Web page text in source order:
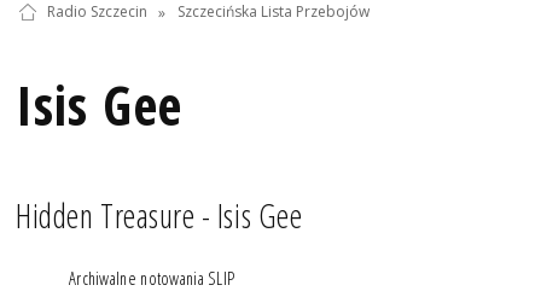
Radio Szczecin » Szczecińska Lista Przebojów
Isis Gee
Hidden Treasure - Isis Gee
Archiwalne notowania SLIP